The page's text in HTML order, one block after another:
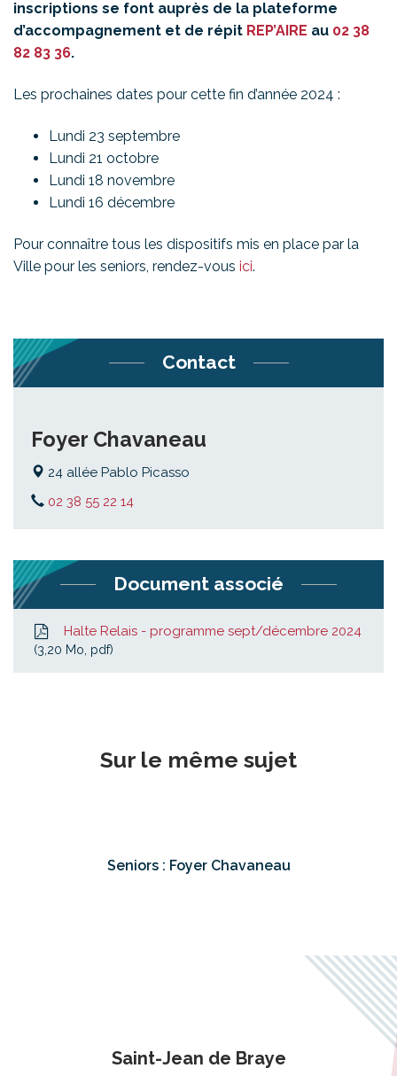
inscriptions se font auprès de la plateforme
d’accompagnement et de répit REP’AIRE au 02 38
82 83 36.
Les prochaines dates pour cette fin d’année 2024 :
Lundi 23 septembre
Lundi 21 octobre
Lundi 18 novembre
Lundi 16 décembre
Pour connaître tous les dispositifs mis en place par la
Ville pour les seniors, rendez-vous ici.
Contact
Foyer Chavaneau
24 allée Pablo Picasso
02 38 55 22 14
Document associé
Halte Relais - programme sept/décembre 2024
3,20 Mo , pdf
Sur le même sujet
Seniors : Foyer Chavaneau
Saint-Jean de Braye